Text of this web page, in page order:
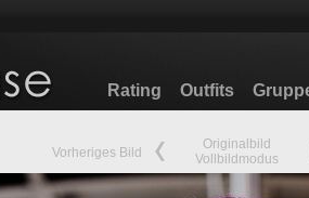
Rating Outfits
Vorheriges Bild
Originalbild
Vollbildmodus